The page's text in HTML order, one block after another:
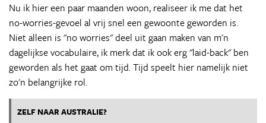
Nu ik hier een paar maanden woon, realiseer ik me dat het
no-worries-gevoel al vrij snel een gewoonte geworden is.
Niet alleen is "no worries" deel uit gaan maken van m'n
dagelijkse vocabulaire, ik merk dat ik ook erg "laid-back" ben
geworden als het gaat om tijd. Tijd speelt hier namelijk niet
zo'n belangrijke rol.
ZELF NAAR AUSTRALIE?